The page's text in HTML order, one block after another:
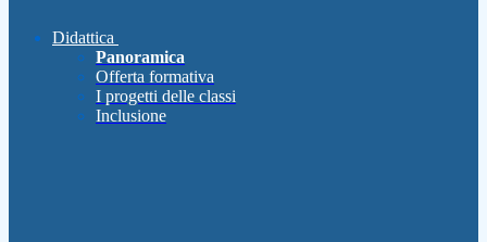
Didattica
Panoramica
Offerta formativa
I progetti delle classi
Inclusione